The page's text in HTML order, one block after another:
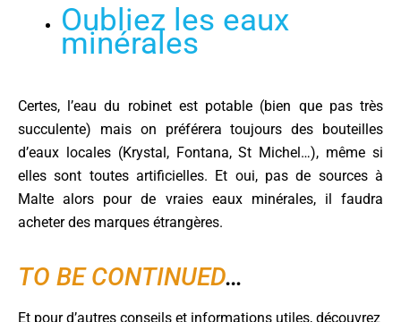
Oubliez les eaux
minérales
Certes, l’eau du robinet est potable (bien que pas très
succulente) mais on préférera toujours des bouteilles
d’eaux locales (Krystal, Fontana, St Michel…), même si
elles sont toutes artificielles. Et oui, pas de sources à
Malte alors pour de vraies eaux minérales, il faudra
acheter des marques étrangères.
TO BE CONTINUED…
Et pour d’autres conseils et informations utiles, découvrez